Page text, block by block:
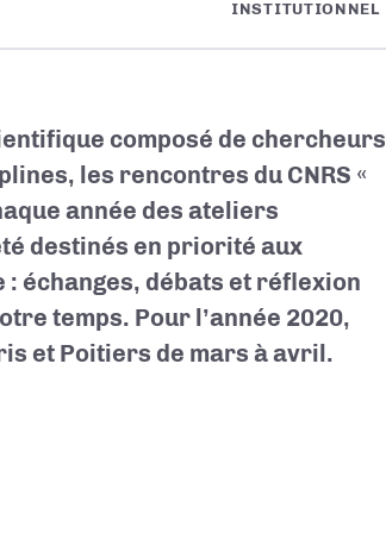
INSTITUTIONNEL
composé de chercheurs
les rencontres du CNRS «
année des ateliers
destinés en priorité aux
échanges, débats et réflexion
temps. Pour l’année 2020,
et Poitiers de mars à avril.